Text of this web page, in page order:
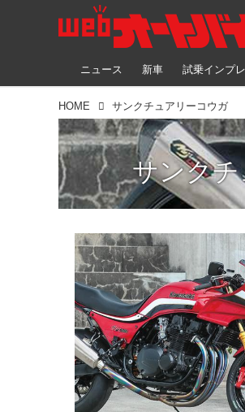
ニュース 新車 試乗インプレ
HOME サンクチュアリーコウガ
サンク